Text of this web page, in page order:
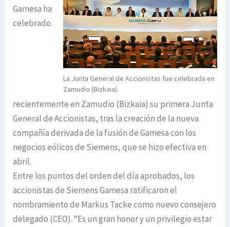
La Junta General de Accionistas fue celebrada en
Zamudio (Bizkaia).
Gamesa ha
celebrado
recientemente en Zamudio (Bizkaia) su primera Junta
General de Accionistas, tras la creación de la nueva
compañía derivada de la fusión de Gamesa con los
negocios eólicos de Siemens, que se hizo efectiva en
abril.
Entre los puntos del orden del día aprobados, los
accionistas de Siemens Gamesa ratificaron el
nombramiento de Markus Tacke como nuevo consejero
delegado (CEO). “Es un gran honor y un privilegio estar